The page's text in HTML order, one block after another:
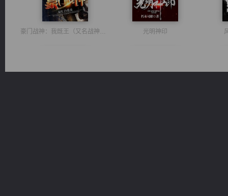
豪门战神：我既王（又名战神归来不败神婿修罗战神） 光明神印